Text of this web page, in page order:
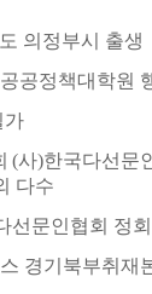
의정부시 출생
공공정책대학원
가
(사)한국다선문
다수
선문인협회 정
경기북부취재